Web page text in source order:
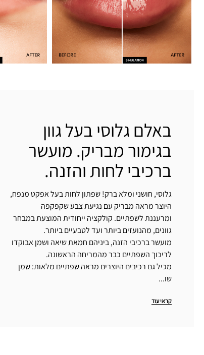
באלם גלוסי בעל גוון
בגימור מבריק. מועשר
ברכיבי לחות והזנה.
גלוסי, חושני ומלא ברק! שפתון לחות בעל אפקט מנפח,
היוצר מראה מבריק עם נגיעת צבע שקפקפה
ומרעננת לשפתיים. קולקציה ייחודית המוצעת במבחר
גוונים, מהנועזים ביותר ועד לטבעיים ביותר.
מועשר ברכיבי הזנה, ביניהם חמאת שיאה ושמן אבוקדו
לריכוך השפתיים כבר מהמריחה הראשונה.
מכיל גם רכיבים היוצרים מראה שפתיים מלאות: שמן
שו...
קראי עוד